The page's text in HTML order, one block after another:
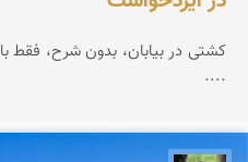
کشتی در بیابان، بدون شرح، فقط
....